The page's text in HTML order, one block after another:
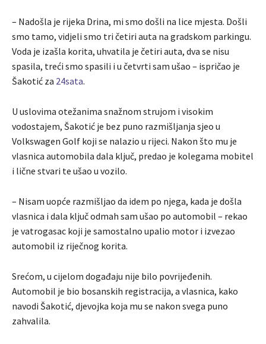
– Nadošla je rijeka Drina, mi smo došli na lice mjesta. Došli
smo tamo, vidjeli smo tri četiri auta na gradskom parkingu.
Voda je izašla korita, uhvatila je četiri auta, dva se nisu
spasila, treći smo spasili i u četvrti sam ušao – ispričao je
Šakotić za 24sata.
U uslovima otežanima snažnom strujom i visokim
vodostajem, Šakotić je bez puno razmišljanja sjeo u
Volkswagen Golf koji se nalazio u rijeci. Nakon što mu je
vlasnica automobila dala ključ, predao je kolegama mobitel
i lične stvari te ušao u vozilo.
– Nisam uopće razmišljao da idem po njega, kada je došla
vlasnica i dala ključ odmah sam ušao po automobil – rekao
je vatrogasac koji je samostalno upalio motor i izvezao
automobil iz riječnog korita.
Srećom, u cijelom događaju nije bilo povrijeđenih.
Automobil je bio bosanskih registracija, a vlasnica, kako
navodi Šakotić, djevojka koja mu se nakon svega puno
zahvalila.